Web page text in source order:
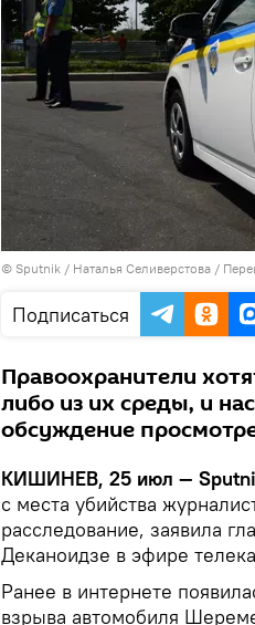
© Sputnik / Наталья Селиверстова /
Подписаться
Правоохранители
либо из их среды, и
обсуждение
КИШИНЕВ, 25 июл —
с места убийства
расследование, заявила
Деканоидзе в эфире
Ранее в интернете
взрыва автомобиля